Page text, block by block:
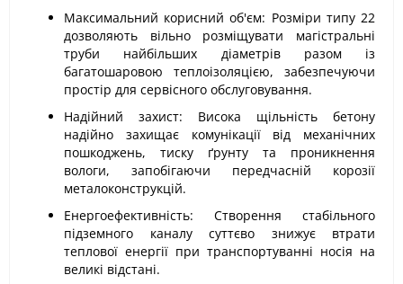
Максимальний корисний об'єм: Розміри типу 22
дозволяють вільно розміщувати магістральні
труби найбільших діаметрів разом із
багатошаровою теплоізоляцією, забезпечуючи
простір для сервісного обслуговування.
Надійний захист: Висока щільність бетону
надійно захищає комунікації від механічних
пошкоджень, тиску ґрунту та проникнення
вологи, запобігаючи передчасній корозії
металоконструкцій.
Енергоефективність: Створення стабільного
підземного каналу суттєво знижує втрати
теплової енергії при транспортуванні носія на
великі відстані.